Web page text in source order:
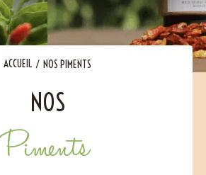
ACCUEIL NOS PIMENTS
NOS
Piments
obtenez l’accès à nos newsletters riches en
sur nos dernières nouveautés. Bien sûr, se